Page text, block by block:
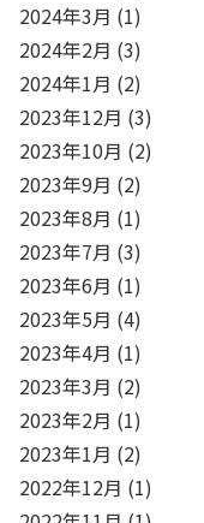
2024年3月 (1)
2024年2月 (3)
2024年1月 (2)
2023年12月 (3)
2023年10月 (2)
2023年9月 (2)
2023年8月 (1)
2023年7月 (3)
2023年6月 (1)
2023年5月 (4)
2023年4月 (1)
2023年3月 (2)
2023年2月 (1)
2023年1月 (2)
2022年12月 (1)